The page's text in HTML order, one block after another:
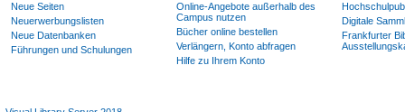
Neue Seiten
Neuerwerbungslisten
Neue Datenbanken
Führungen und Schulungen
Online-Angebote außerhalb des
Campus nutzen
Bücher online bestellen
Verlängern, Konto abfragen
Hilfe zu Ihrem Konto
Digitale
Frankfurter